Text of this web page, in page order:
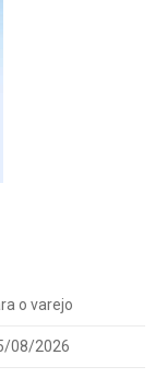
o varejo
08/2026